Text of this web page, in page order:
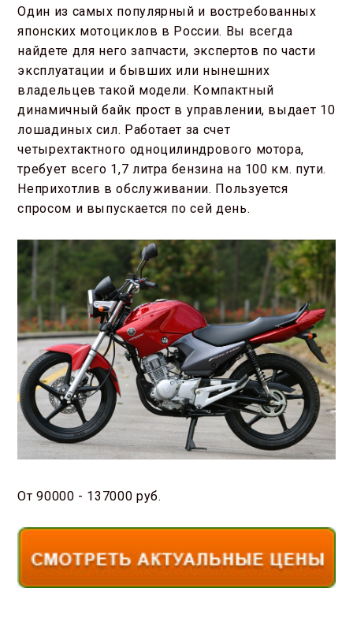
Один из самых популярный и востребованных
японских мотоциклов в России. Вы всегда
найдете для него запчасти, экспертов по части
эксплуатации и бывших или нынешних
владельцев такой модели. Компактный
динамичный байк прост в управлении, выдает 10
лошадиных сил. Работает за счет
четырехтактного одноцилиндрового мотора,
требует всего 1,7 литра бензина на 100 км. пути.
Неприхотлив в обслуживании. Пользуется
спросом и выпускается по сей день.
От 90000 - 137000 руб.